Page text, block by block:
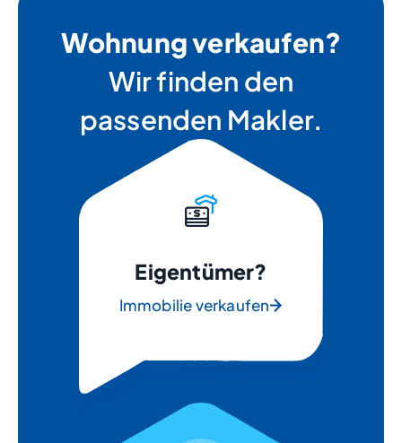
Wohnung verkaufen?
Wir finden den
passenden Makler.
Eigentümer?
Immobilie verkaufen